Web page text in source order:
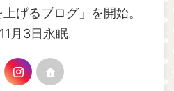
げるブログ」を開始。
月3日永眠。